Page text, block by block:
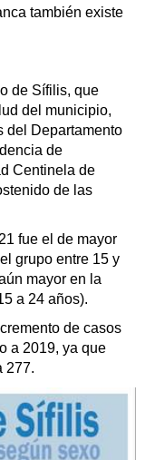
también existe
de Sífilis, que
del municipio,
del Departamento
de
Centinela de
de las
fue el de mayor
grupo entre 15 y
mayor en la
a 24 años).
de casos
a 2019, ya que
277.